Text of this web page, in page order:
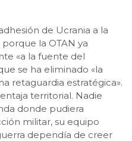
de Ucrania a la
la OTAN ya
«a la fuente del
se ha eliminado «la
retaguardia estratégica».
territorial. Nadie
donde pudiera
militar, su equipo
dependía de creer